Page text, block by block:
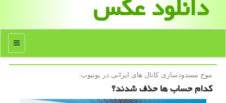
منو
موج مسدودسازی كانال های ایرانی در یوتیوب:
کدام حساب ها حذف شدند؟